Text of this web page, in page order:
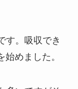
す。吸収でき
めました。